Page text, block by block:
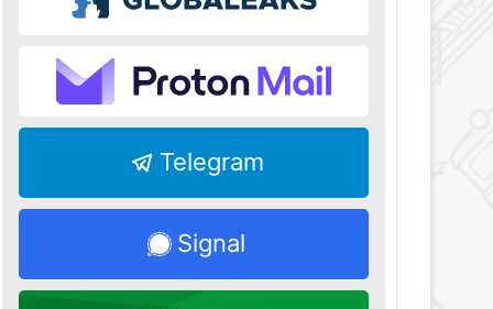
Telegram
Signal